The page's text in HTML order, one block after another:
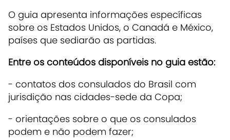
O guia apresenta informações específicas
sobre os Estados Unidos, o Canadá e México,
países que sediarão as partidas.
Entre os conteúdos disponíveis no guia estão:
- contatos dos consulados do Brasil com
jurisdição nas cidades-sede da Copa;
- orientações sobre o que os consulados
podem e não podem fazer;